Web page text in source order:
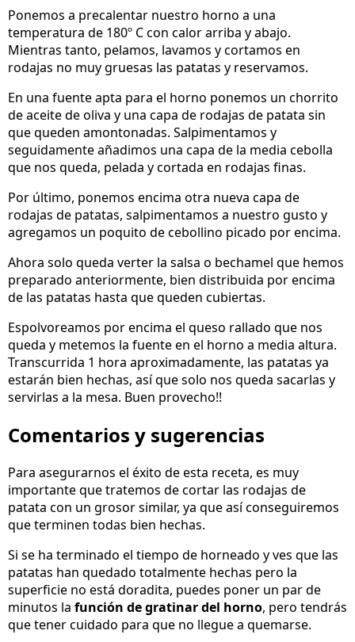
Ponemos a precalentar nuestro horno a una
temperatura de 180º C con calor arriba y abajo.
Mientras tanto, pelamos, lavamos y cortamos en
rodajas no muy gruesas las patatas y reservamos.
En una fuente apta para el horno ponemos un chorrito
de aceite de oliva y una capa de rodajas de patata sin
que queden amontonadas. Salpimentamos y
seguidamente añadimos una capa de la media cebolla
que nos queda, pelada y cortada en rodajas finas.
Por último, ponemos encima otra nueva capa de
rodajas de patatas, salpimentamos a nuestro gusto y
agregamos un poquito de cebollino picado por encima.
Ahora solo queda verter la salsa o bechamel que hemos
preparado anteriormente, bien distribuida por encima
de las patatas hasta que queden cubiertas.
Espolvoreamos por encima el queso rallado que nos
queda y metemos la fuente en el horno a media altura.
Transcurrida 1 hora aproximadamente, las patatas ya
estarán bien hechas, así que solo nos queda sacarlas y
servirlas a la mesa. Buen provecho!!
Comentarios y sugerencias
Para asegurarnos el éxito de esta receta, es muy
importante que tratemos de cortar las rodajas de
patata con un grosor similar, ya que así conseguiremos
que terminen todas bien hechas.
Si se ha terminado el tiempo de horneado y ves que las
patatas han quedado totalmente hechas pero la
superficie no está doradita, puedes poner un par de
minutos la función de gratinar del horno, pero tendrás
que tener cuidado para que no llegue a quemarse.